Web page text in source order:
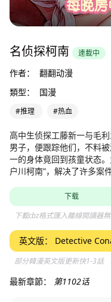
名侦探柯南 連載中
作者：
翻翻动漫
類型：
国漫
#推理 #热血
高中生侦探工藤新一与毛
男子，便跟踪他们，不料
一的身体竟回到孩童状态
户川柯南”，解决了许多案
下载
下載cbz格式匯入離線閱讀器
英文版： Detective
部分韓漫英文版更新快1-3話
最新章節： 第1102话